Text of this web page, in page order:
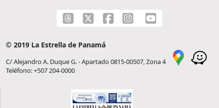
© 2019 La Estrella de Panamá
C/ Alejandro A. Duque G. - Apartado 0815-00507, Zona 4
Teléfono: +507 204-0000